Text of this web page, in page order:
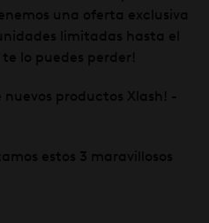
una oferta exclusiva
limitadas hasta el
lo puedes perder!
estos 3 maravillosos